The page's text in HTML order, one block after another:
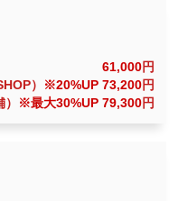
61,000円
）
※20%UP 73,200円
※最大30%UP 79,300円